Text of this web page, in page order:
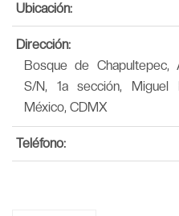
Ubicación:
Dirección:
Bosque de Chapultepec,
S/N, 1a sección, Miguel
México, CDMX
Teléfono: